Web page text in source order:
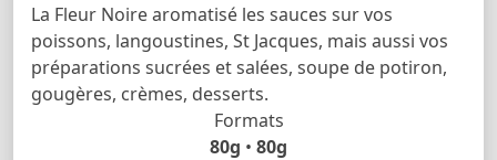
La Fleur Noire aromatisé les sauces sur vos
poissons, langoustines, St Jacques, mais aussi vos
préparations sucrées et salées, soupe de potiron,
gougères, crèmes, desserts.
Formats
80g • 80g